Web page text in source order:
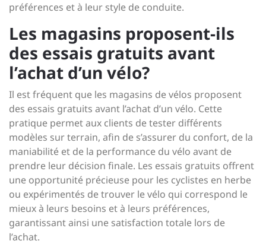
préférences et à leur style de conduite.
Les magasins proposent-ils
des essais gratuits avant
l’achat d’un vélo?
Il est fréquent que les magasins de vélos proposent
des essais gratuits avant l’achat d’un vélo. Cette
pratique permet aux clients de tester différents
modèles sur terrain, afin de s’assurer du confort, de la
maniabilité et de la performance du vélo avant de
prendre leur décision finale. Les essais gratuits offrent
une opportunité précieuse pour les cyclistes en herbe
ou expérimentés de trouver le vélo qui correspond le
mieux à leurs besoins et à leurs préférences,
garantissant ainsi une satisfaction totale lors de
l’achat.